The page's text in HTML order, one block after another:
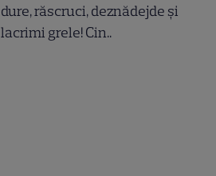
dure, răscruci, deznădejde și
lacrimi grele! Cin..